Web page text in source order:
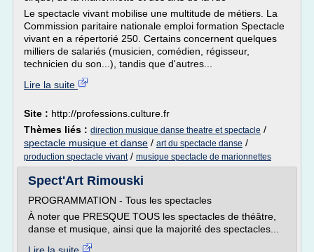
Le spectacle vivant mobilise une multitude de métiers. La
Commission paritaire nationale emploi formation Spectacle
vivant en a répertorié 250. Certains concernent quelques
milliers de salariés (musicien, comédien, régisseur,
technicien du son...), tandis que d'autres...
Lire la suite
Site : http://professions.culture.fr
Thèmes liés : direction musique danse theatre et spectacle /
spectacle musique et danse / art du spectacle danse /
production spectacle vivant/ musique spectacle de marionnettes
Spect'Art Rimouski
PROGRAMMATION - Tous les spectacles
À noter que PRESQUE TOUS les spectacles de théâtre,
danse et musique, ainsi que la majorité des spectacles...